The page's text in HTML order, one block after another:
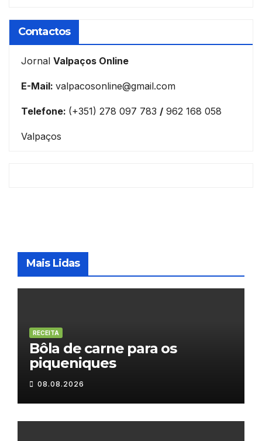
Contactos
Jornal Valpaços Online
E-Mail: valpacosonline@gmail.com
Telefone: (+351) 278 097 783 / 962 168 058
Valpaços
Mais Lidas
RECEITA
Bôla de carne para os
piqueniques
08.08.2026